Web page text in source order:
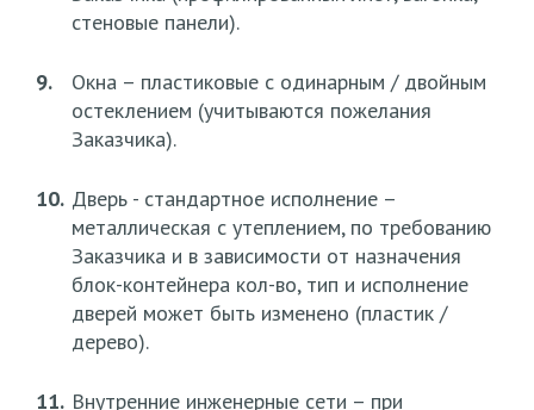
стеновые панели).
9.
Окна – пластиковые с одинарным / двойным
остеклением (учитываются пожелания
Заказчика).
10. Дверь - стандартное исполнение –
металлическая с утеплением, по требованию
Заказчика и в зависимости от назначения
блок-контейнера кол-во, тип и исполнение
дверей может быть изменено (пластик /
дерево).
11. Внутренние инженерные сети – при